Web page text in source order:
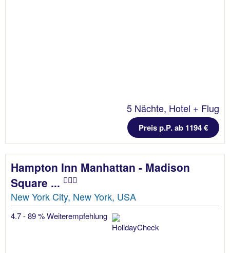
5 Nächte, Hotel + Flug
Preis p.P. ab 1194 €
Hampton Inn Manhattan - Madison
Square ...
New York City, New York, USA
4.7 - 89 % Weiterempfehlung